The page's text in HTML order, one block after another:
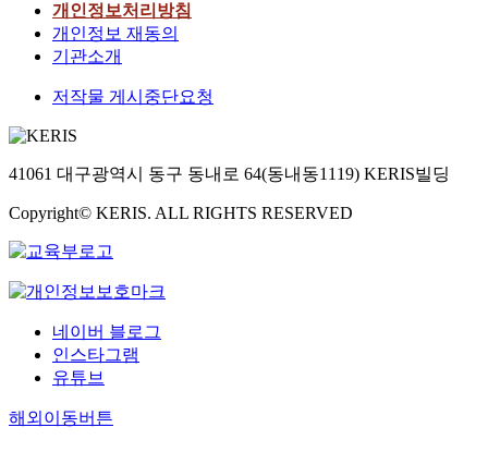
개인정보처리방침
개인정보 재동의
기관소개
저작물 게시중단요청
41061 대구광역시 동구 동내로 64(동내동1119) KERIS빌딩
Copyright© KERIS. ALL RIGHTS RESERVED
네이버 블로그
인스타그램
유튜브
해외이동버튼